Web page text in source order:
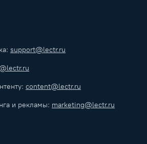
support@lectr.ru
content@lectr.ru
и рекламы: marketing@lectr.ru